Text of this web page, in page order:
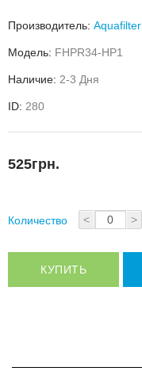
Производитель: Aquafilter
Модель: FHPR34-HP1
Наличие: 2-3 Дня
ID: 280
525грн.
Количество < >
КУПИТЬ